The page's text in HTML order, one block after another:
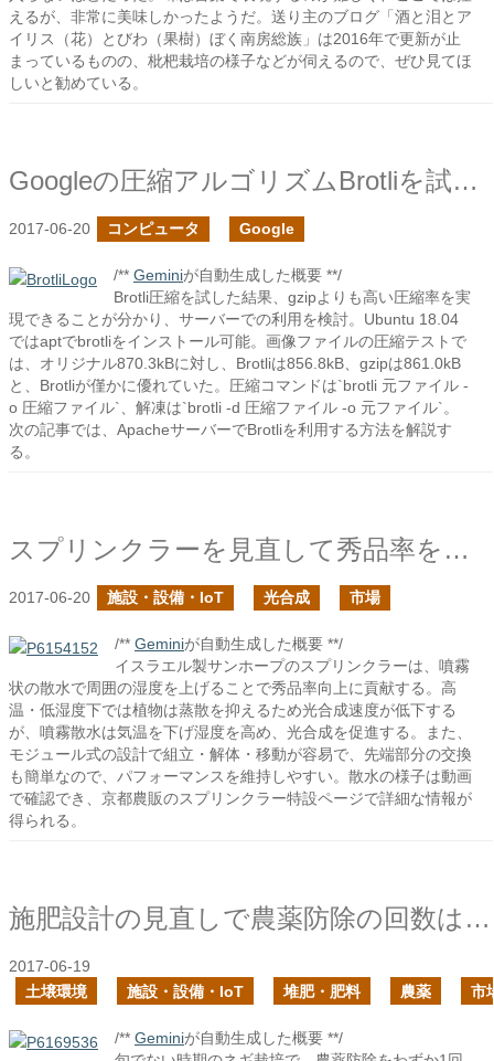
えるが、非常に美味しかったようだ。送り主のブログ「酒と泪とア
イリス（花）とびわ（果樹）ぼく南房総族」は2016年で更新が止
まっているものの、枇杷栽培の様子などが伺えるので、ぜひ見てほ
しいと勧めている。
Googleの圧縮アルゴリズムBrotliを試してみた
2017-06-20 コンピュータ Google
/** Geminiが自動生成した概要 **/
Brotli圧縮を試した結果、gzipよりも高い圧縮率を実
現できることが分かり、サーバーでの利用を検討。Ubuntu 18.04
ではaptでbrotliをインストール可能。画像ファイルの圧縮テストで
は、オリジナル870.3kBに対し、Brotliは856.8kB、gzipは861.0kB
と、Brotliが僅かに優れていた。圧縮コマンドは`brotli 元ファイル -
o 圧縮ファイル`、解凍は`brotli -d 圧縮ファイル -o 元ファイル`。
次の記事では、ApacheサーバーでBrotliを利用する方法を解説す
る。
スプリンクラーを見直して秀品率を上げる
2017-06-20 施設・設備・IoT 光合成 市場
/** Geminiが自動生成した概要 **/
イスラエル製サンホープのスプリンクラーは、噴霧
状の散水で周囲の湿度を上げることで秀品率向上に貢献する。高
温・低湿度下では植物は蒸散を抑えるため光合成速度が低下する
が、噴霧散水は気温を下げ湿度を高め、光合成を促進する。また、
モジュール式の設計で組立・解体・移動が容易で、先端部分の交換
も簡単なので、パフォーマンスを維持しやすい。散水の様子は動画
で確認でき、京都農販のスプリンクラー特設ページで詳細な情報が
得られる。
施肥設計の見直しで農薬防除の回数は確実に減らせる
2017-06-19
土壌環境
施設・設備・IoT 堆肥・肥料 農薬 市
/** Geminiが自動生成した概要 **/